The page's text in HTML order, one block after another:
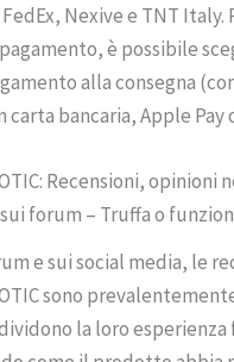
Nexive e TNT Italy.
è possibile
alla consegna
bancaria, Apple Pay
Recensioni, opinioni
forum – Truffa o
e sui social media, le
sono
la loro esperienza